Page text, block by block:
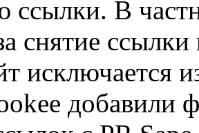
ссылки. В
снятие
исключается
добавили